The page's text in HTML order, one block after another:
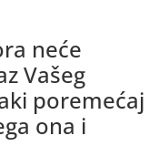
neće
Vašeg
poremećaj
ona i